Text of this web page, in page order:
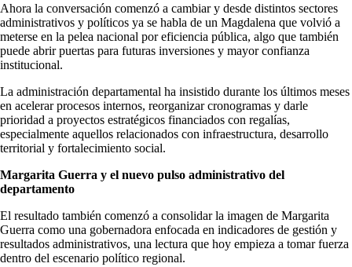
Ahora la conversación comenzó a cambiar y desde distintos sectores
administrativos y políticos ya se habla de un Magdalena que volvió a
meterse en la pelea nacional por eficiencia pública, algo que también
puede abrir puertas para futuras inversiones y mayor confianza
institucional.
La administración departamental ha insistido durante los últimos meses
en acelerar procesos internos, reorganizar cronogramas y darle
prioridad a proyectos estratégicos financiados con regalías,
especialmente aquellos relacionados con infraestructura, desarrollo
territorial y fortalecimiento social.
Margarita Guerra y el nuevo pulso administrativo del
departamento
El resultado también comenzó a consolidar la imagen de Margarita
Guerra como una gobernadora enfocada en indicadores de gestión y
resultados administrativos, una lectura que hoy empieza a tomar fuerza
dentro del escenario político regional.